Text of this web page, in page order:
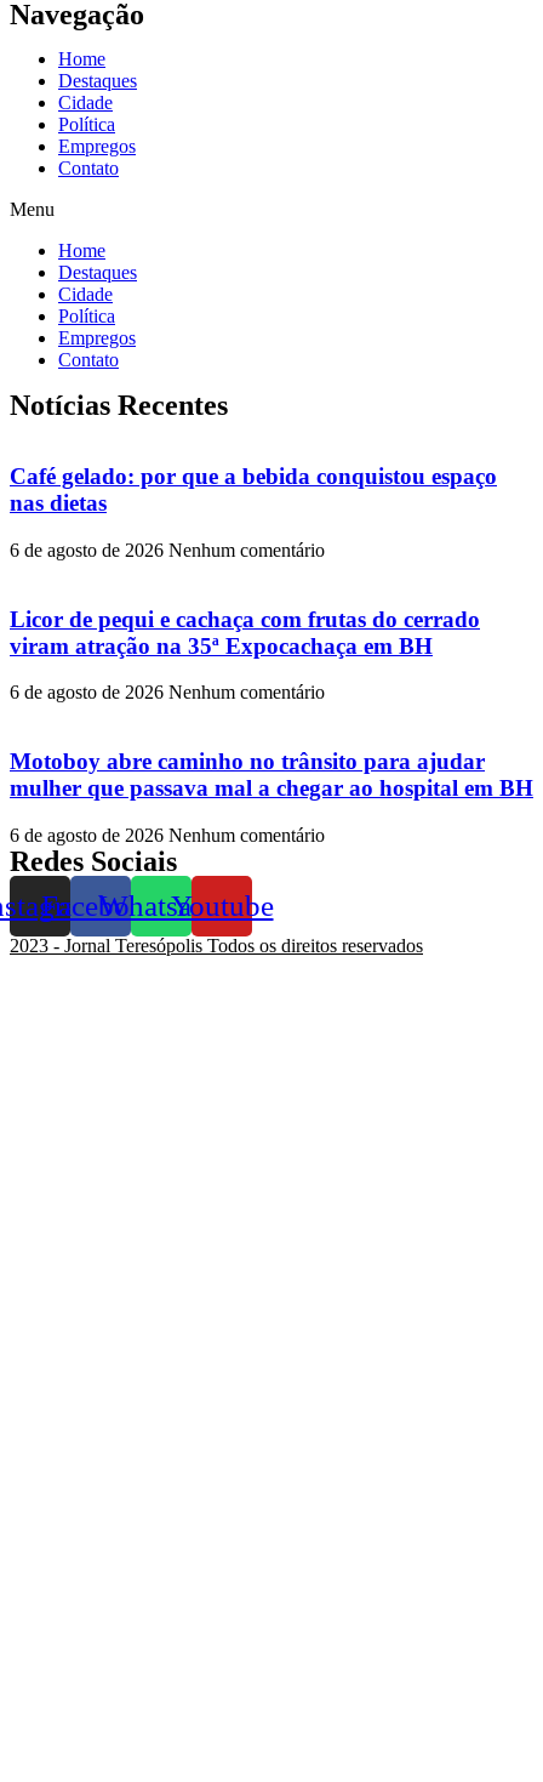
Navegação
Home
Destaques
Cidade
Política
Empregos
Contato
Menu
Home
Destaques
Cidade
Política
Empregos
Contato
Notícias Recentes
Café gelado: por que a bebida conquistou espaço
nas dietas
6 de agosto de 2026 Nenhum comentário
Licor de pequi e cachaça com frutas do cerrado
viram atração na 35ª Expocachaça em BH
6 de agosto de 2026 Nenhum comentário
Motoboy abre caminho no trânsito para ajudar
mulher que passava mal a chegar ao hospital em BH
6 de agosto de 2026 Nenhum comentário
Redes Sociais
FacebookWhatsappYoutube
2023 - Jornal Teresópolis Todos os direitos reservados